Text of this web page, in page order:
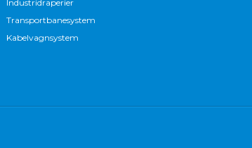
Industridraperier
Transportbanesystem
Kabelvagnsystem